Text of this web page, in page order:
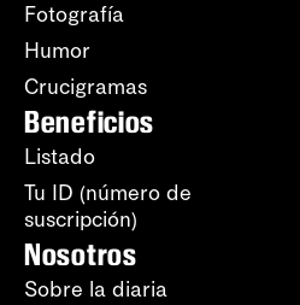
Fotografía
Humor
Crucigramas
Beneficios
Listado
Tu ID (número de
suscripción)
Nosotros
Sobre la diaria